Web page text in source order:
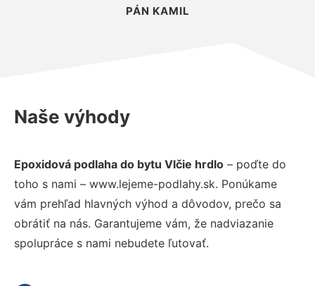
PÁN KAMIL
Naše výhody
Epoxidová podlaha do bytu Vlčie hrdlo – poďte do
toho s nami – www.lejeme-podlahy.sk. Ponúkame
vám prehľad hlavných výhod a dôvodov, prečo sa
obrátiť na nás. Garantujeme vám, že nadviazanie
spolupráce s nami nebudete ľutovať.